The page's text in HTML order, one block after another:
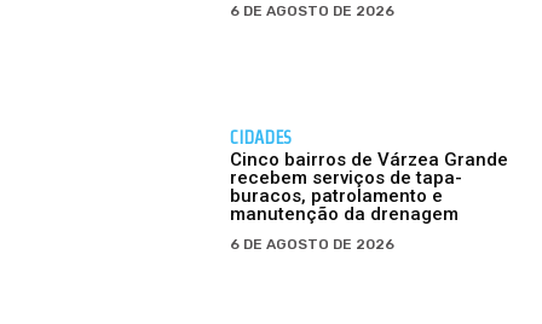
6 DE AGOSTO DE 2026
CIDADES
Cinco bairros de Várzea Grande
recebem serviços de tapa-
buracos, patrolamento e
manutenção da drenagem
6 DE AGOSTO DE 2026